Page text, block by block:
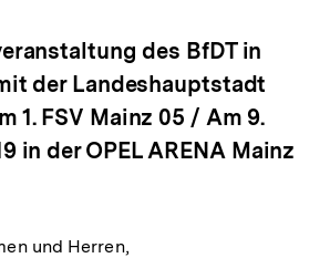
des BfDT in
der Landeshauptstadt
1. FSV Mainz 05 / Am 9.
in der OPEL ARENA Mainz
und Herren,